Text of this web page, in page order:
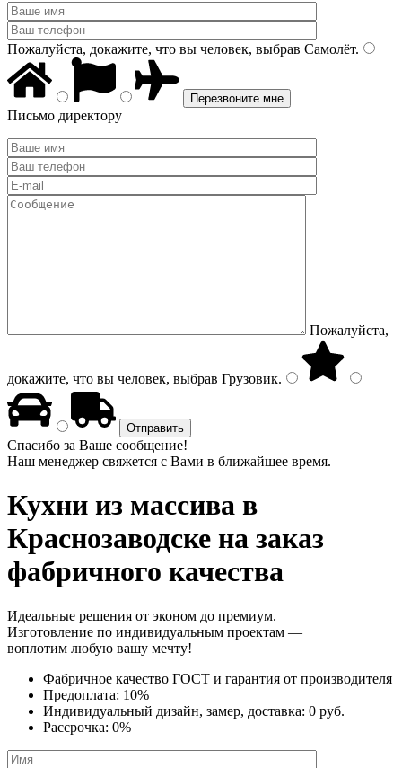
Пожалуйста, докажите, что вы человек, выбрав Самолёт.
Письмо директору
Пожалуйста,
докажите, что вы человек, выбрав Грузовик.
Спасибо за Ваше сообщение!
Наш менеджер свяжется с Вами в ближайшее время.
Кухни из массива в
Краснозаводске на заказ
фабричного качества
Идеальные решения от эконом до премиум.
Изготовление по индивидуальным проектам —
воплотим любую вашу мечту!
Фабричное качество ГОСТ и гарантия от производителя
Предоплата: 10%
Индивидуальный дизайн, замер, доставка: 0 руб.
Рассрочка: 0%